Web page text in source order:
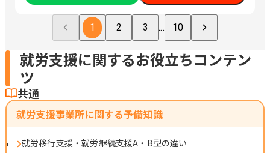
1 2 3 ... 10
就労支援に関するお役立ちコンテン
ツ
共通
就労支援事業所に関する予備知識
就労移行支援・就労継続支援A・B型の違い